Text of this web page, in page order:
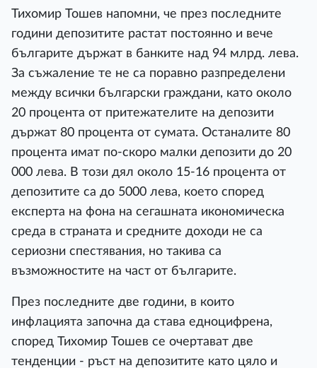
Тихомир Тошев напомни, че през последните
години депозитите растат постоянно и вече
българите държат в банките над 94 млрд. лева.
За съжаление те не са поравно разпределени
между всички български граждани, като около
20 процента от притежателите на депозити
държат 80 процента от сумата. Останалите 80
процента имат по-скоро малки депозити до 20
000 лева. В този дял около 15-16 процента от
депозитите са до 5000 лева, което според
експерта на фона на сегашната икономическа
среда в страната и средните доходи не са
сериозни спестявания, но такива са
възможностите на част от българите.
През последните две години, в които
инфлацията започна да става едноцифрена,
според Тихомир Тошев се очертават две
тенденции - ръст на депозитите като цяло и